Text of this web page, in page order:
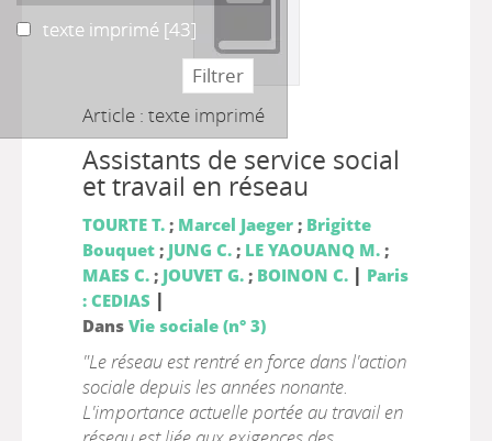
Article : texte imprimé
Assistants de service social
et travail en réseau
TOURTE T.; Marcel Jaeger; Brigitte
Bouquet; JUNG C.; LE YAOUANQ M.;
MAES C.; JOUVET G.; BOINON C. | Paris
: CEDIAS |
Dans Vie sociale (n° 3)
"Le réseau est rentré en force dans l'action
sociale depuis les années nonante.
L'importance actuelle portée au travail en
texte imprimé
texte imprimé [43]